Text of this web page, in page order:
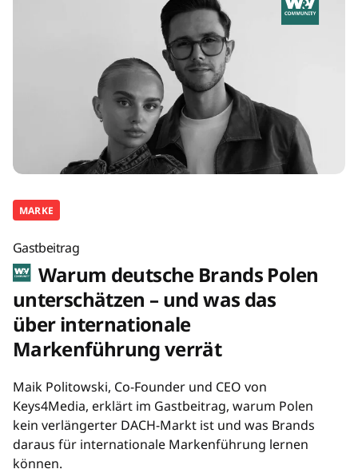
MARKE
Gastbeitrag
Warum deutsche Brands Polen
unterschätzen – und was das
über internationale
Markenführung verrät
Maik Politowski, Co-Founder und CEO von
Keys4Media, erklärt im Gastbeitrag, warum Polen
kein verlängerter DACH-Markt ist und was Brands
daraus für internationale Markenführung lernen
können.